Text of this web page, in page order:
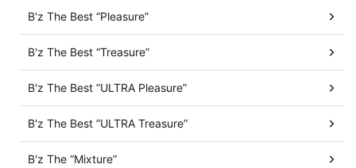
B'z The Best “Pleasure”
B'z The Best “Treasure”
B'z The Best ”ULTRA Pleasure”
B'z The Best ”ULTRA Treasure”
B'z The “Mixture”